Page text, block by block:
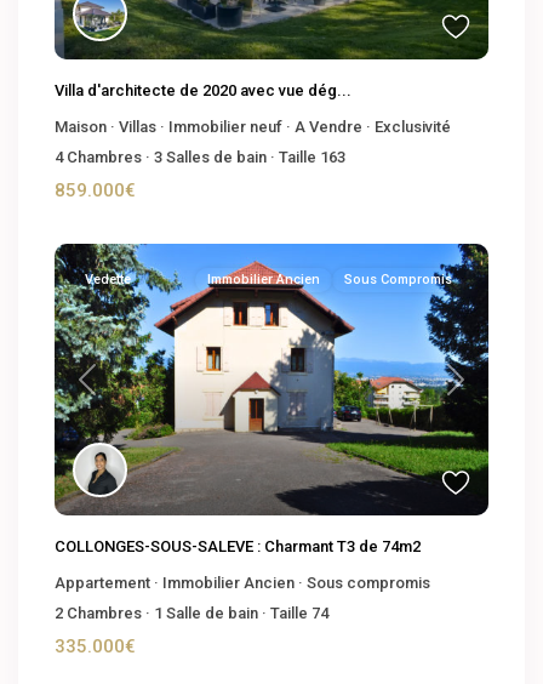
Villa d'architecte de 2020 avec vue dég...
Maison · Villas · Immobilier neuf · A Vendre · Exclusivité
4Chambres · 3 Salles de bain · Taille 163
859.000€
Previous Next
Vedette Immobilier Ancien Sous Compromis
COLLONGES-SOUS-SALEVE : Charmant T3 de 74m2
Appartement · Immobilier Ancien · Sous compromis
2 Chambres · 1 Salle de bain · Taille 74
335.000€